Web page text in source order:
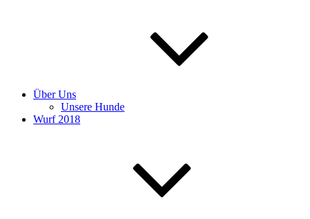
Über Uns
Unsere Hunde
Wurf 2018